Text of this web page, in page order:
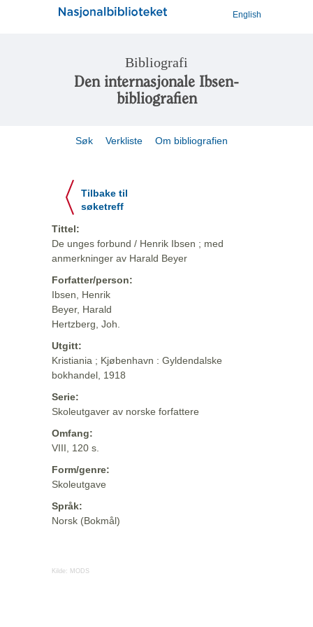
English
Bibliografi
Den internasjonale Ibsen-
bibliografien
Søk Verkliste Om bibliografien
Tilbake til
søketreff
Tittel:
De unges forbund / Henrik Ibsen ; med
anmerkninger av Harald Beyer
Forfatter/person:
Ibsen, Henrik
Beyer, Harald
Hertzberg, Joh.
Utgitt:
Kristiania ; Kjøbenhavn : Gyldendalske
bokhandel, 1918
Serie:
Skoleutgaver av norske forfattere
Omfang:
VIII, 120 s.
Form/genre:
Skoleutgave
Språk:
Norsk (Bokmål)
Kilde: MODS